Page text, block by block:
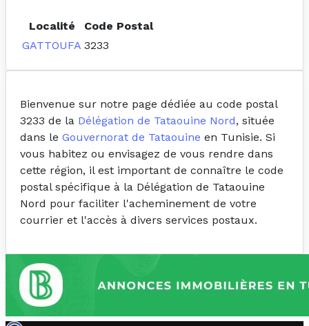
Localité
Code Postal
GATTOUFA 3233
Bienvenue sur notre page dédiée au code postal
3233 de la Délégation de Tataouine Nord, située
dans le Gouvernorat de Tataouine en Tunisie. Si
vous habitez ou envisagez de vous rendre dans
cette région, il est important de connaître le code
postal spécifique à la Délégation de Tataouine
Nord pour faciliter l'acheminement de votre
courrier et l'accès à divers services postaux.